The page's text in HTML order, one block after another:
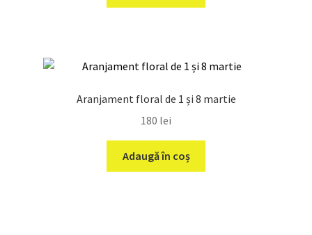
fost:
180 lei.
Aranjament floral de 1 și 8 martie
180 lei
Adaugă în coș